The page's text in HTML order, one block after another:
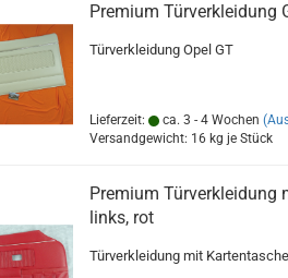
Premium Türverkleidung
Türverkleidung Opel GT
Lieferzeit: ca. 3 - 4 Wochen
Versandgewicht: 16 kg je Stück
Premium Türverkleidung
links, rot
Türverkleidung mit